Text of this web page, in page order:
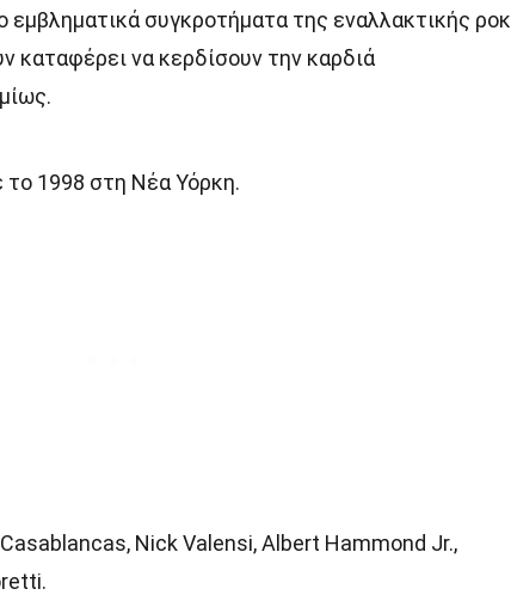
εμβληματικά συγκροτήματα της εναλλακτικής ροκ
καταφέρει να κερδίσουν την καρδιά
το 1998 στη Νέα Υόρκη.
Nick Valensi, Albert Hammond Jr.,